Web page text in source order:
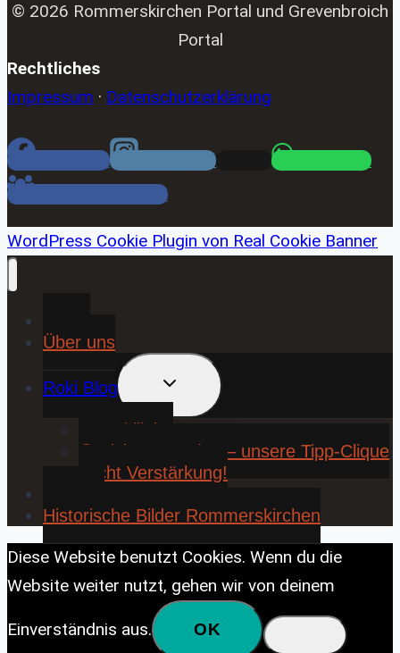
© 2026 Rommerskirchen Portal und Grevenbroich
Portal
Rechtliches
Impressum · Datenschutzerklärung
Facebook Instagram
WhatsApp
Facebook Gruppe
WordPress Cookie Plugin von Real Cookie Banner
Über uns
Roki Blog
UNTERMENÜ
UMSCHALTEN
❤️ Rokiliebe
⚽ KickStart 25/26 – unsere Tipp-Clique
sucht Verstärkung!
Historische Bilder Rommerskirchen
Diese Website benutzt Cookies. Wenn du die
Website weiter nutzt, gehen wir von deinem
Einverständnis aus. OK